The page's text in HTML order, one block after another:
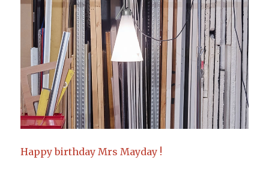
Happy birthday Mrs Mayday !